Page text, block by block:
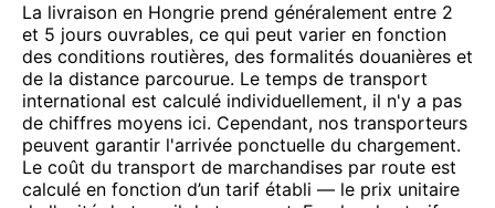
La livraison en Hongrie prend généralement entre 2
et 5 jours ouvrables, ce qui peut varier en fonction
des conditions routières, des formalités douanières et
de la distance parcourue. Le temps de transport
international est calculé individuellement, il n'y a pas
de chiffres moyens ici. Cependant, nos transporteurs
peuvent garantir l'arrivée ponctuelle du chargement.
Le coût du transport de marchandises par route est
calculé en fonction d’un tarif établi — le prix unitaire